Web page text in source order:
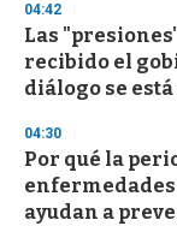
d
s
o
f
3
s
e
c
o
n
04:42
Las
recibido el
diálogo se
04:30
Por qué la
ayudan a